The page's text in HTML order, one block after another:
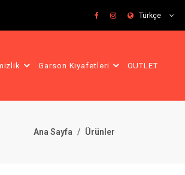
Türkçe
Garson Kıyafetleri OUTLET
Ana Sayfa Ürünler